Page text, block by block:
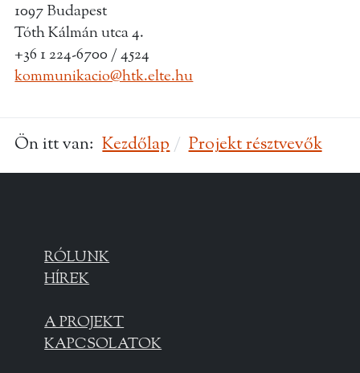
1097 Budapest
Tóth Kálmán utca 4.
+36 1 224-6700 / 4524
kommunikacio@htk.elte.hu
Ön itt van:Kezdőlap Projekt résztvevők
RÓLUNK
HÍREK
A PROJEKT
KAPCSOLATOK